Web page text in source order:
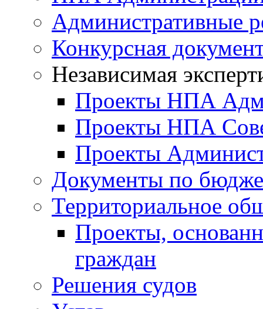
Административные
Конкурсная
Независимая
Проекты НПА
Проекты НПА
Проекты
Документы по
Территориальное
Проекты,
граждан
Решения судов